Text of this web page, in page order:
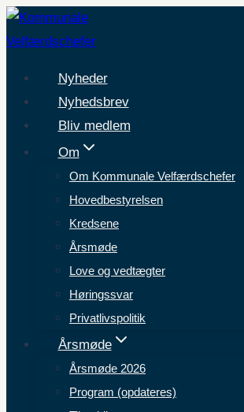
Fortsæt
til
Nyheder
Nyhedsbrev
Bliv medlem
Om
Om Kommunale Velfærdschefer
Hovedbestyrelsen
Kredsene
Årsmøde
Love og vedtægter
Høringssvar
Privatlivspolitik
Årsmøde
Årsmøde 2026
Program (opdateres)